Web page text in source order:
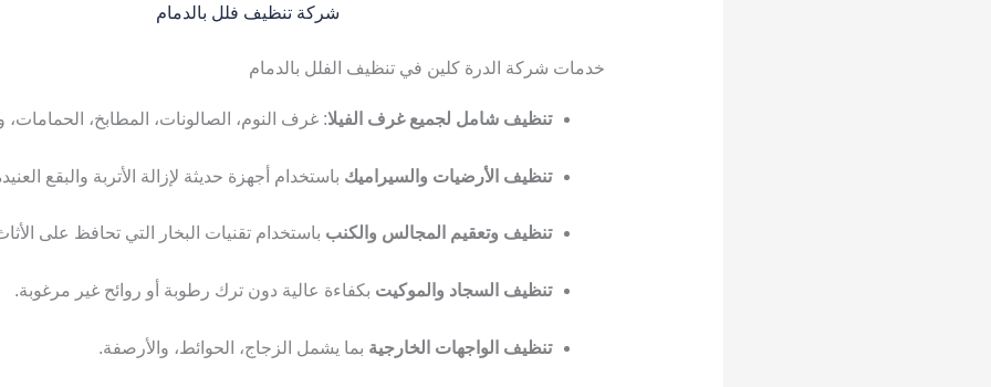
شركة تنظيف فلل بالدمام
خدمات شركة الدرة كلين في تنظيف الفلل بالدمام
تنظيف شامل لجميع غرف الفيلا: غرف النوم، الصالونات، المطابخ،
تنظيف الأرضيات والسيراميك باستخدام أجهزة حديثة لإزالة الأتربة والبقع
تنظيف وتعقيم المجالس والكنب باستخدام تقنيات البخار التي تحافظ على
تنظيف السجاد والموكيت بكفاءة عالية دون ترك رطوبة أو روائح غير مرغوبة.
تنظيف الواجهات الخارجية بما يشمل الزجاج، الحوائط، والأرصفة.